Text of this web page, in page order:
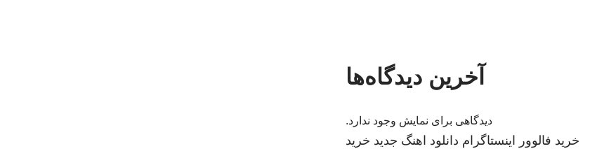
آخرین دیدگاه‌ها
دیدگاهی برای نمایش وجود ندارد.
خرید فالوور اینستاگرام دانلود اهنگ جدید خرید